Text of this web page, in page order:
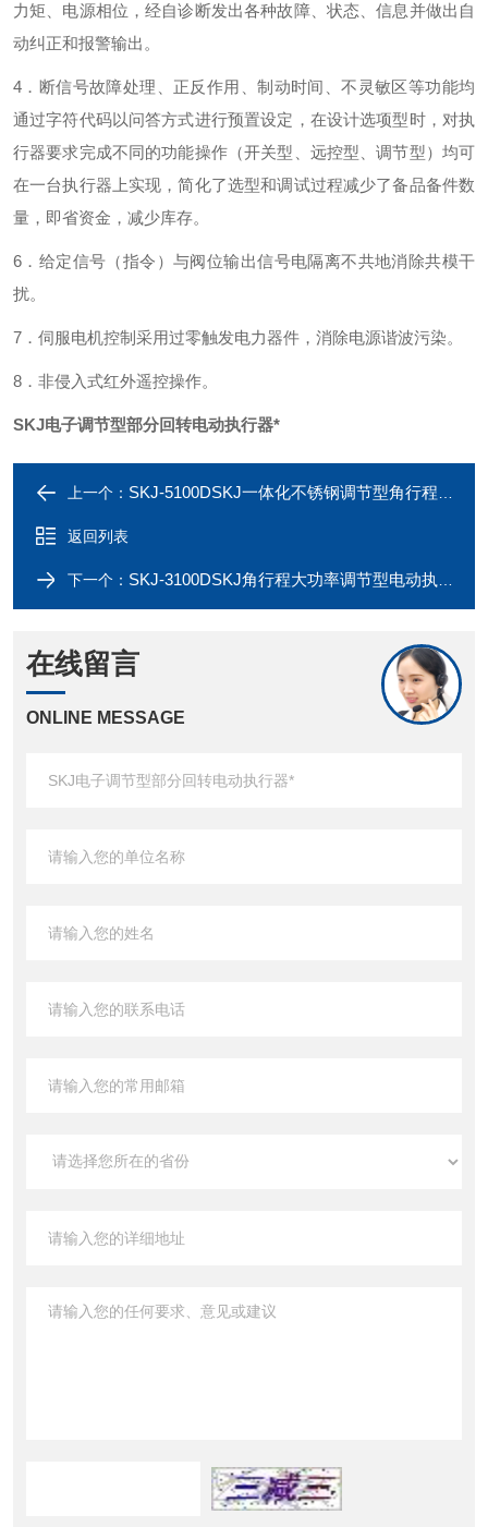
力矩、电源相位，经自诊断发出各种故障、状态、信息并做出自
动纠正和报警输出。
4．断信号故障处理、正反作用、制动时间、不灵敏区等功能均
通过字符代码以问答方式进行预置设定，在设计选项型时，对执
行器要求完成不同的功能操作（开关型、远控型、调节型）均可
在一台执行器上实现，简化了选型和调试过程减少了备品备件数
量，即省资金，减少库存。
6．给定信号（指令）与阀位输出信号电隔离不共地消除共模干
扰。
7．伺服电机控制采用过零触发电力器件，消除电源谐波污染。
8．非侵入式红外遥控操作。
SKJ电子调节型部分回转电动执行器*
上一个： SKJ-5100DSKJ一体化不锈钢调节型角行程电动执行器
返回列表
下一个： SKJ-3100DSKJ角行程大功率调节型电动执行器厂家供应
在线留言
ONLINE MESSAGE